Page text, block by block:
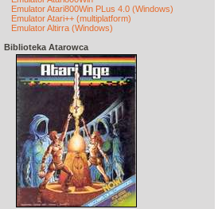
Emulator Atari800Win PLus 4.0 (Windows)
Emulator Atari++ (multiplatform)
Emulator Altirra (Windows)
Biblioteka Atarowca